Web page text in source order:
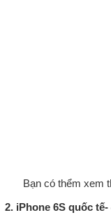
Bạn có thểm xem
2. iPhone 6S quốc tế-